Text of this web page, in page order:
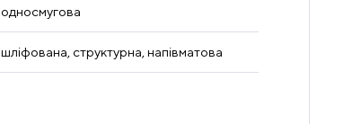
односмугова
шліфована, структурна, напівматова